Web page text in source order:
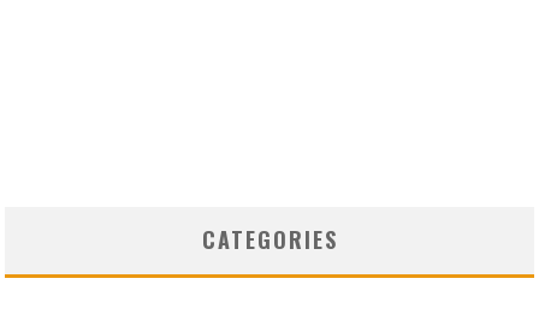
CATEGORIES